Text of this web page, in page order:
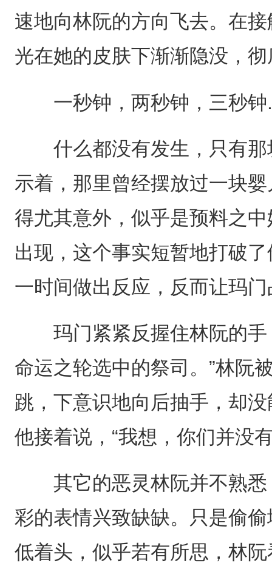
速地向林阮的方向飞去。在
光在她的皮肤下渐渐隐没，
一秒钟，两秒钟，三秒钟
什么都没有发生，只有那
示着，那里曾经摆放过一块
得尤其意外，似乎是预料之
出现，这个事实短暂地打破
一时间做出反应，反而让玛
玛门紧紧反握住林阮的手
命运之轮选中的祭司。”林阮
跳，下意识地向后抽手，却
他接着说，“我想，你们并没
其它的恶灵林阮并不熟悉
彩的表情兴致缺缺。只是偷
低着头，似乎若有所思，林